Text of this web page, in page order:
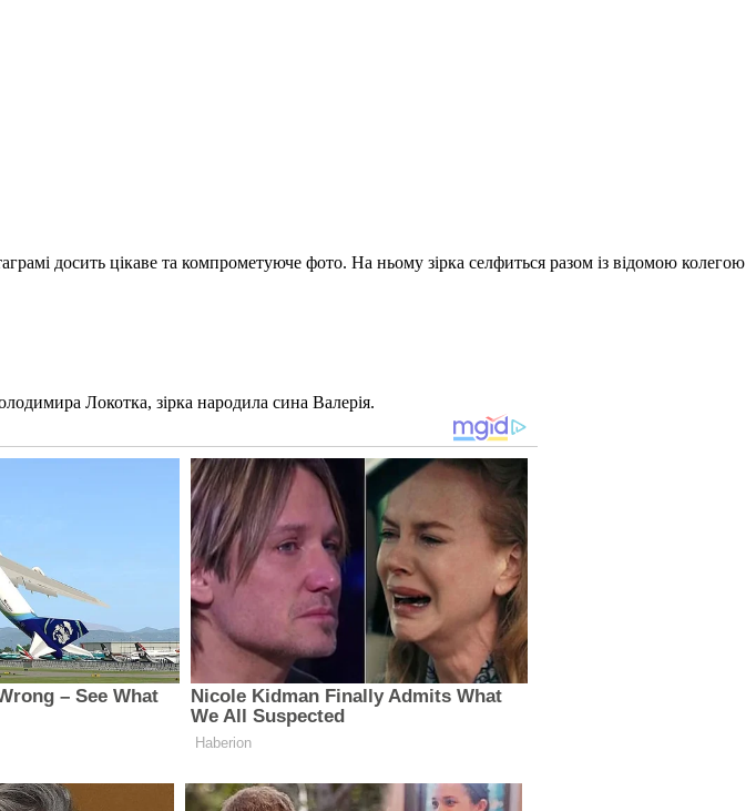
досить цікаве та компрометуюче фото. На ньому зірка селфиться разом із відомою колегою
Локотка, зірка народила сина Валерія.